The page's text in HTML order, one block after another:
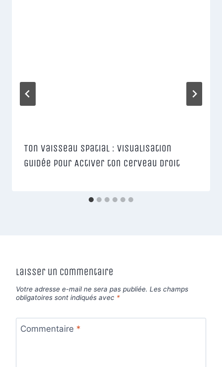
Ton Vaisseau Spatial : Visualisation
Guidée pour Activer ton Cerveau Droit
Laisser un commentaire
Votre adresse e-mail ne sera pas publiée. Les champs
obligatoires sont indiqués avec *
Commentaire *